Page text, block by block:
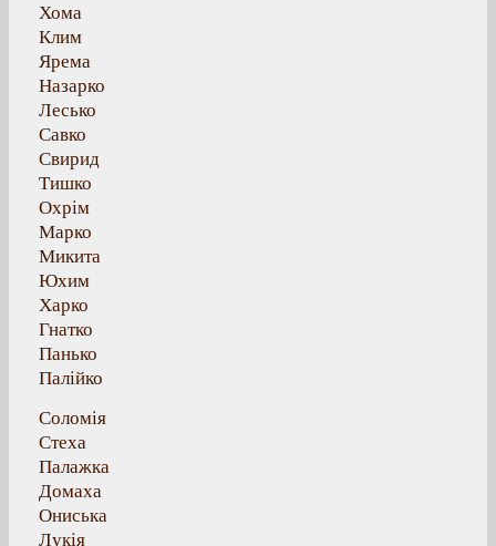
Хома
Клим
Ярема
Назарко
Лесько
Савко
Свирид
Тишко
Охрім
Марко
Микита
Юхим
Харко
Гнатко
Панько
Палійко
Соломія
Стеха
Палажка
Домаха
Ониська
Лукія